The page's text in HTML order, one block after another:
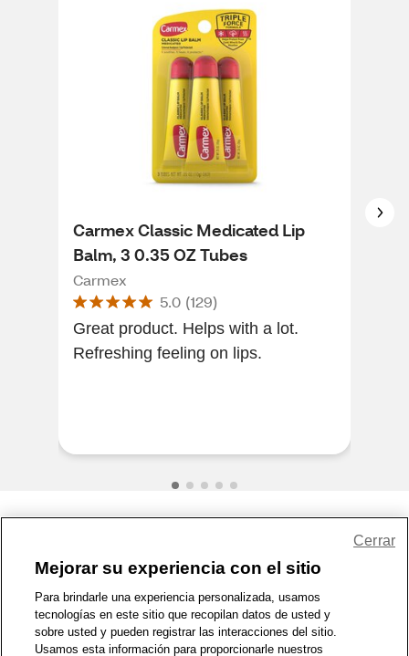
Carmex Classic Medicated Lip
Balm, 3 0.35 OZ Tubes
Carmex
5.0 (129)
Great product. Helps with a lot.
Refreshing feeling on lips.
1-800-679-9691 | Contáctenos | Términos de Uso | Accesibilidad
Política de Privacidad | WA Privacy Policy | Mapa del sitio
Zona de Bienestar | © 1999 - 2026 CVS.com
Mejorar su experiencia con el sitio
Para brindarle una experiencia personalizada, usamos
tecnologías en este sitio que recopilan datos de usted y
sobre usted y pueden registrar las interacciones del sitio.
Usamos esta información para proporcionarle nuestros
Cerrar